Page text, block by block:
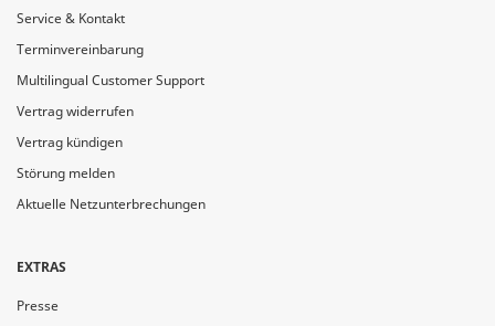
Service & Kontakt
Terminvereinbarung
Multilingual Customer Support
Vertrag widerrufen
Vertrag kündigen
Störung melden
Aktuelle Netzunterbrechungen
EXTRAS
Presse